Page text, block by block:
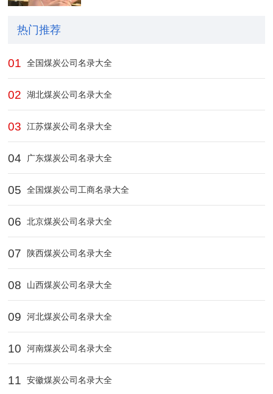
热门推荐
01 全国煤炭公司名录大全
02 湖北煤炭公司名录大全
03 江苏煤炭公司名录大全
04 广东煤炭公司名录大全
05 全国煤炭公司工商名录大全
06 北京煤炭公司名录大全
07 陕西煤炭公司名录大全
08 山西煤炭公司名录大全
09 河北煤炭公司名录大全
10 河南煤炭公司名录大全
11 安徽煤炭公司名录大全